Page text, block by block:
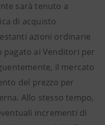
sarà tenuto a
di acquisto
azioni ordinarie
pagato ai Venditori per
il mercato
del prezzo per
Allo stesso tempo,
incrementi di